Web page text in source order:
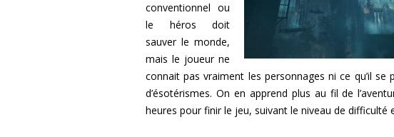
conventionnel ou
le héros doit
sauver le monde,
mais le joueur ne
connait pas vraiment les personnages ni ce qu’il
d’ésotérismes. On en apprend plus au fil de
heures pour finir le jeu, suivant le niveau de